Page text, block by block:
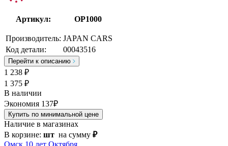
Артикул: OP1000
Производитель: JAPAN CARS
Код детали:
00043516
Перейти к описанию
1 238 ₽
1 375 ₽
В наличии
Экономия 137₽
Купить по минимальной цене
Наличие в магазинах
В корзине: шт на сумму ₽
Омск 10 лет Октября